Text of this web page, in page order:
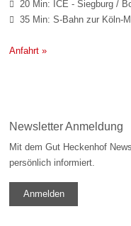
 20 Min: ICE - Siegburg /
 35 Min: S-Bahn zur Köln-
Anfahrt »
Newsletter Anmeldung
Mit dem Gut Heckenhof
persönlich informiert.
Anmelden